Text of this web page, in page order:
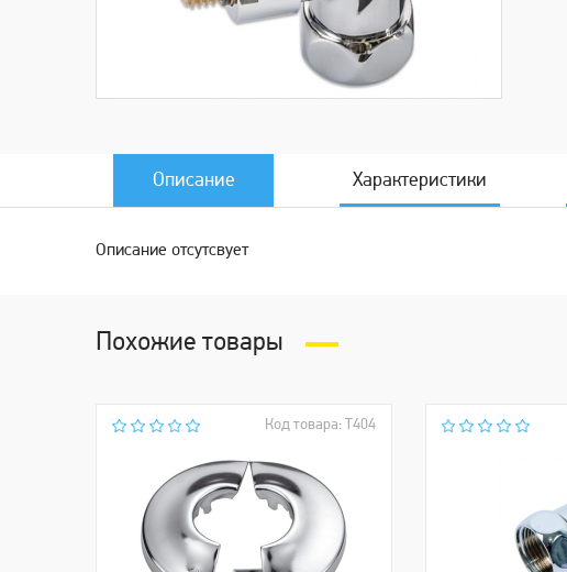
Описание Характеристики
Описание отсутсвует
Похожие товары
Код товара: Т404